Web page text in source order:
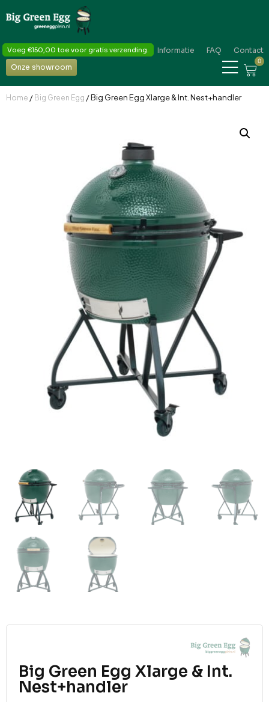
Voeg €150,00 toe voor gratis verzending. Informatie FAQ Contact
0
Onze showroom
Home / Big Green Egg / Big Green Egg Xlarge & Int. Nest+handler
Big Green Egg Xlarge & Int.
Nest+handler